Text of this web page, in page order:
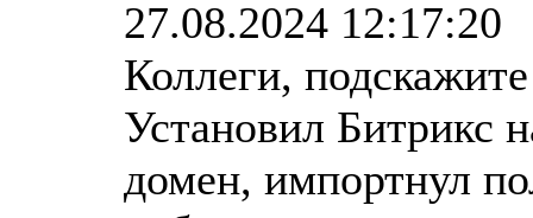
27.08.2024 12:17:20
Коллеги,
Установил Битрикс
домен, импортнул